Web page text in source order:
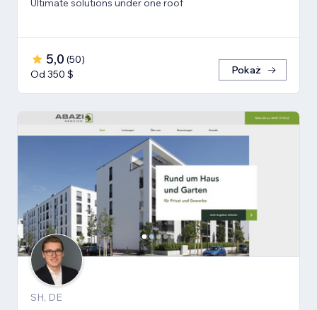
Ultimate solutions under one roof
5,0 (50)
Od 350 $
Pokaż
SH, DE